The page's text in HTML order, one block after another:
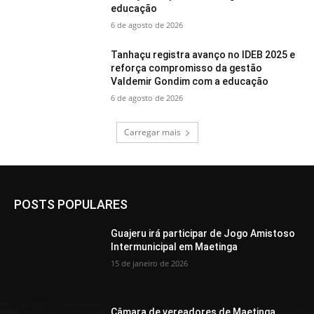
educação
6 de agosto de 2026
Tanhaçu registra avanço no IDEB 2025 e
reforça compromisso da gestão
Valdemir Gondim com a educação
6 de agosto de 2026
Carregar mais
POSTS POPULARES
Guajeru irá participar de Jogo Amistoso
Intermunicipal em Maetinga
15 de janeiro de 2026